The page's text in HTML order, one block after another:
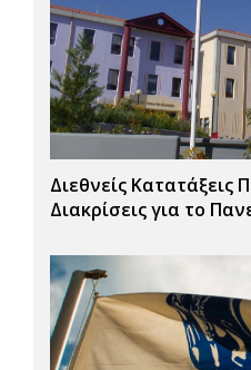
Διεθνείς Κατατάξεις
Διακρίσεις για το